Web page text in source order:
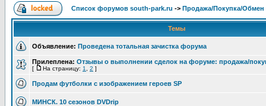
Список форумов south-park.ru -> Продажа/Покупка/Обмен
Темы
Объявление: Проведена тотальная зачистка форума
Прилеплена: Отзывы о выполнении сделок на форуме: продажа/
[ На страницу: 1 2 ]
Продам футболки с изображением героев SP
МИНСК. 10 сезонов DVDrip